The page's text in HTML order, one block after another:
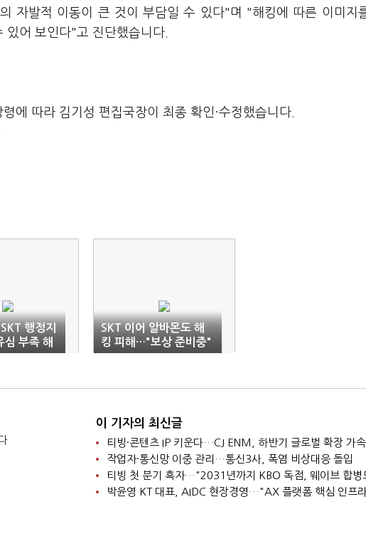
자발적 이동이 큰 것이 부담일 수 있다"며 "해킹에 따른 이미지
있어 보인다"고 진단했습니다.
에 따라 김기성 편집국장이 최종 확인·수정했습니다.
행정지
부족 해
집 중단"
SKT 이어 알바몬도 해
킹 피해…"보상 준비중"
이 기자의 최신글
티빙·콘텐츠 IP 키운다…CJ ENM, 하반기 글로벌 확장 가속
작업자·통신망 이중 관리…통신3사, 폭염 비상대응 돌입